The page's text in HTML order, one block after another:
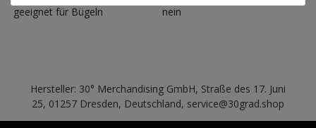
geeignet für Bügeln nein
Hersteller: 30° Merchandising GmbH, Straße des 17. Juni
25, 01257 Dresden, Deutschland, service@30grad.shop